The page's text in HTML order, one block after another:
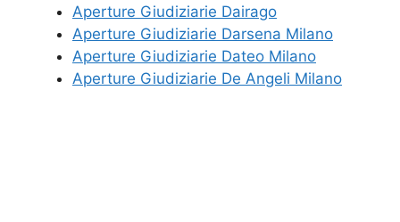
Aperture Giudiziarie Dairago
Aperture Giudiziarie Darsena Milano
Aperture Giudiziarie Dateo Milano
Aperture Giudiziarie De Angeli Milano